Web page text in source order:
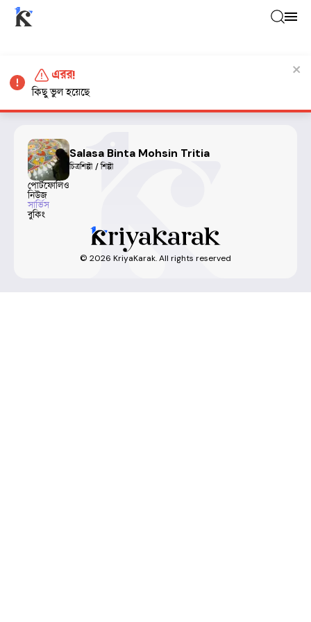
Salasa Binta Mohsin Tritia
চিত্রশিল্পী / শিল্পী
পোর্টফোলিও
নিউজ
সার্ভিস
বুকিং
© 2026 KriyaKarak. All rights reserved
এরর!
কিছু ভুল হয়েছে